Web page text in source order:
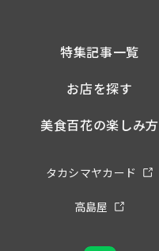
特集記事一覧
お店を探す
美食百花の楽しみ方
タカシマヤカード
高島屋